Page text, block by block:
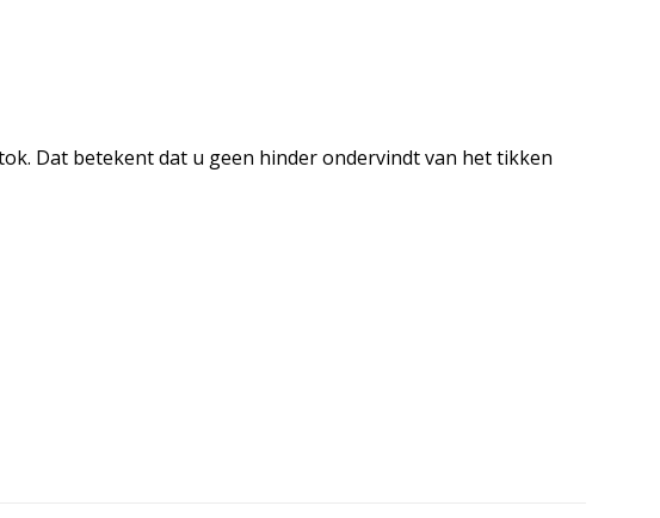
Dat betekent dat u geen hinder ondervindt van het tikken